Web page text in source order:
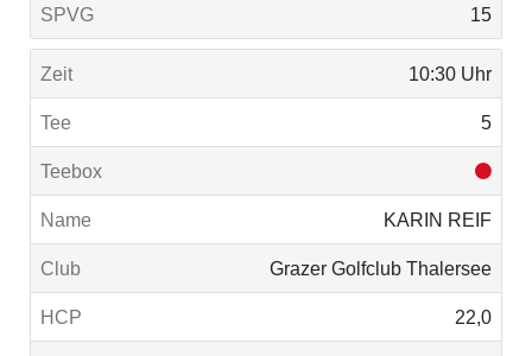
15
10:30 Uhr
5
KARIN REIF
Grazer Golfclub Thalersee
22,0